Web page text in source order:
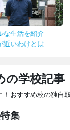
日大生物資源科学
本物の体験で拡が
の学校記事
！おすすめ校の独自
集